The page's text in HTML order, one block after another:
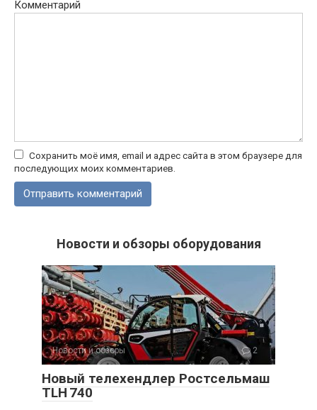
Комментарий
Сохранить моё имя, email и адрес сайта в этом браузере для
последующих моих комментариев.
Новости и обзоры оборудования
Новости и обзоры 2
Новый телехендлер Ростсельмаш
TLH 740